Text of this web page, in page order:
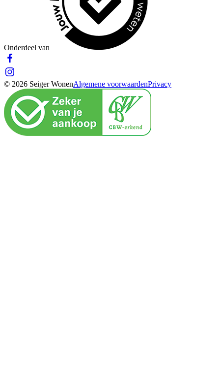
Onderdeel van
© 2026 Seiger WonenAlgemene voorwaardenPrivacy